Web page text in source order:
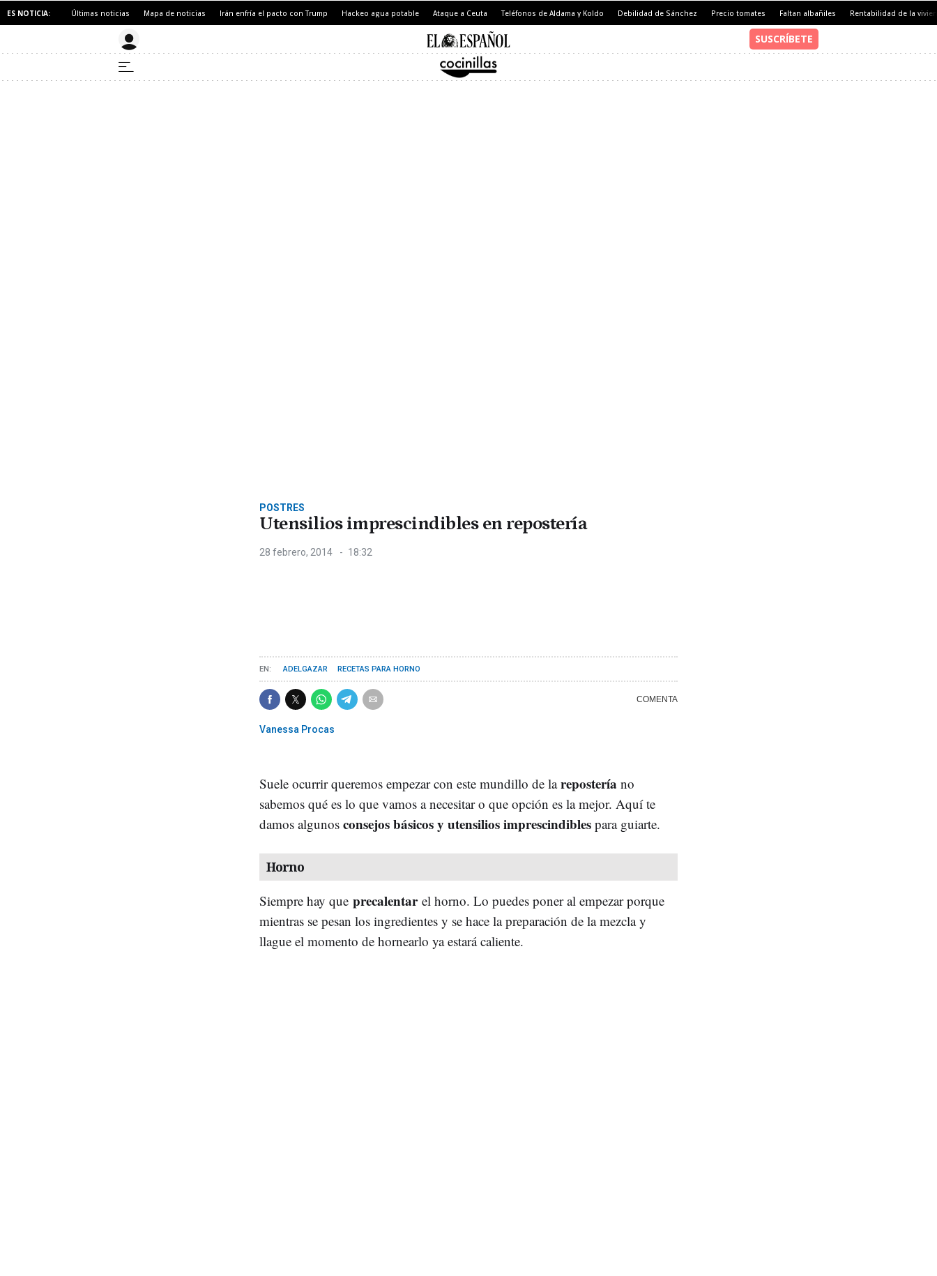
ES NOTICIA: Últimas noticias Mapa de noticias Irán enfría el pacto con Trump Hackeo agua potable Ataque a Ceuta Teléfonos de Aldama y Koldo Debilidad de Sánchez Precio tomates Faltan albañiles Rentabilidad de la
POSTRES
Utensilios imprescindibles en repostería
28 febrero, 2014 18:32
ADELGAZAR RECETAS PARA HORNO
Vanessa Procas
Suele ocurrir queremos empezar con este mundillo de larepostería no
sabemos qué es lo que vamos a necesitar o que opción es la mejor. Aquí te
damos algunos consejos básicos y utensilios imprescindibles para guiarte.
Horno
Siempre hay que precalentarel horno. Lo puedes poner al empezar porque
mientras se pesan los ingredientes y se hace la preparación de la mezcla y
llague el momento de hornearlo ya estará caliente.